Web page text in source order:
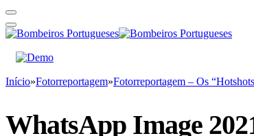
Início»Fotorreportagem»Fotorreportagem – Os
WhatsApp Image